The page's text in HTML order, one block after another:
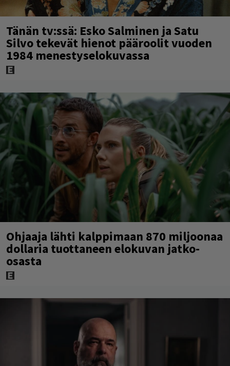
Tänän tv:ssä: Esko Salminen ja Satu
Silvo tekevät hienot pääroolit vuoden
1984 menestyselokuvassa
Ohjaaja lähti kalppimaan 870 miljoonaa
dollaria tuottaneen elokuvan jatko-
osasta